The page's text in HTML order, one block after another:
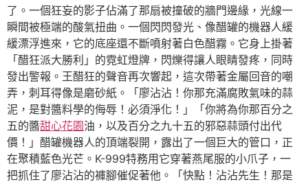
了。一個狂妄的影子佔滿了那扇被撞破的牆門邊緣，光線一
瞬間被極端的酸氣扭曲。一個閃閃發光、像醋罐的機器人緩
緩漂浮進來，它的底座還不斷噴射著白色醋霧。它身上掛著
「醋狂派大勝利」的霓虹燈牌，閃爍得讓人眼睛發疼，同時
發出警報。王醋狂的聲音再次響起，這次帶著金屬回音的嘲
弄，刺耳得像是磨砂紙。「廖沾沾！你那充滿腐敗氣味的蒜
泥，是對醬料學的侮辱！必須淨化！」「你將為你那百分之
五的醬甜心花園油，以及百分之九十五的邪惡蒜頭付出代
價！」醋罐機器人的頂端裂開，露出了一個巨大的管口，正
在聚積藍色光芒。K-999特務用它穿著燕尾服的小爪子，一
把抓住了廖沾沾的褲腳催促著他。「快點！沾沾先生！那是